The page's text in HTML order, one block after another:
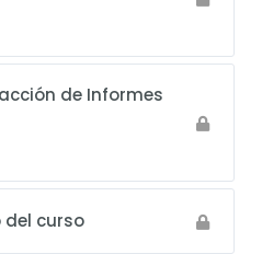
de Informes
del curso